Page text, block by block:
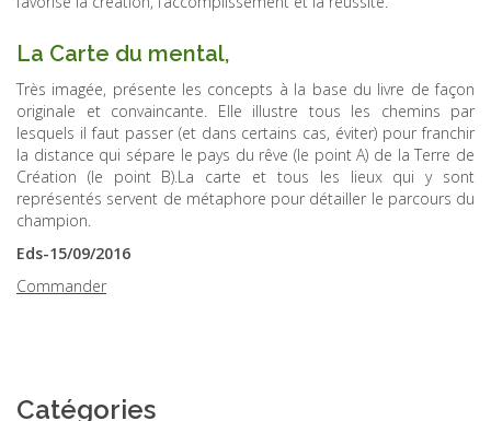
La Carte du mental,
Très imagée, présente les concepts à la base du livre de façon
originale et convaincante. Elle illustre tous les chemins par
lesquels il faut passer (et dans certains cas, éviter) pour franchir
la distance qui sépare le pays du rêve (le point A) de la Terre de
Création (le point B).La carte et tous les lieux qui y sont
représentés servent de métaphore pour détailler le parcours du
champion.
Eds-15/09/2016
Commander
Catégories